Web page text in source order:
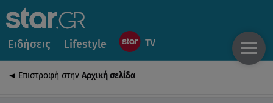
Ειδήσεις Lifestyle
Επιστροφή στην Αρχική σελίδα